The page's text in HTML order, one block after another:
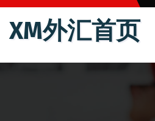
跳
XM外汇首页